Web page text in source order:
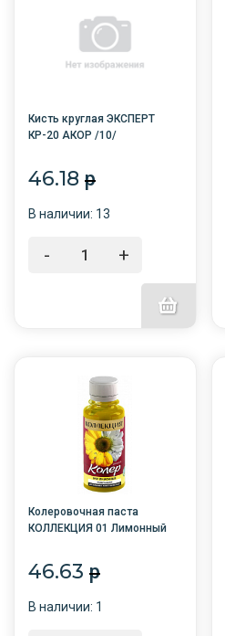
Кисть круглая ЭКСПЕРТ
КР-20 АКОР /10/
46.18 p
В наличии: 13
- +
Колеровочная паста
КОЛЛЕКЦИЯ 01 Лимонный
46.63 p
В наличии: 1